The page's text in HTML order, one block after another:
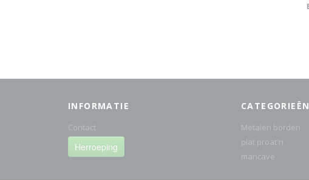
INFORMATIE
Contact
Herroeping
CATEGORIEËN
Metalen borden
plat proat'n
mancave